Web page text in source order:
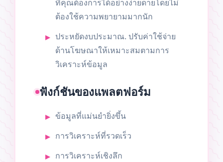
ที่คุณต้องการได้อย่างง่ายดายโดยไม่
ต้องใช้ความพยายามมากนัก
ประหยัดงบประมาณ. ปรับค่าใช้จ่าย
ด้านโฆษณาให้เหมาะสมตามการ
วิเคราะห์ข้อมูล
ฟังก์ชันของแพลตฟอร์ม
ข้อมูลที่แม่นยำยิ่งขึ้น
การวิเคราะห์ที่รวดเร็ว
การวิเคราะห์เชิงลึก